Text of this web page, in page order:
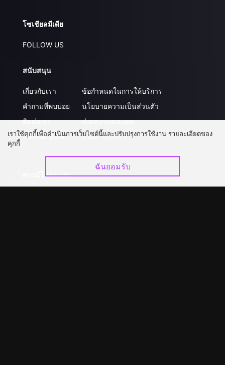
โซเชียลมีเดีย
FOLLOW US
สนับสนุน
เกี่ยวกับเรา
คำถามที่พบบ่อย
ติดต่อเรา
อัปเกรด วีไอพี
ข้อกำหนดในการให้บริการ
นโยบายความเป็นส่วนตัว
ส่งผลงานของคุณ
ร่วมงานกับเรา
ดาวน์โหลดแอป
เราใช้คุกกี้เพื่อดำเนินการเว็บไซต์นี้และปรับปรุงการใช้งาน รายละเอียดของ
คุกกี้
ฉันยอมรับ